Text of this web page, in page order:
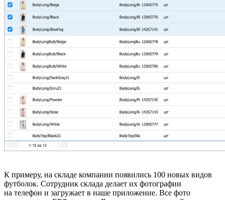
К примеру, на складе компании появились 100 новых видов
футболок. Сотрудник склада делает их фотографии
на телефон и загружает в наше приложение. Все фото